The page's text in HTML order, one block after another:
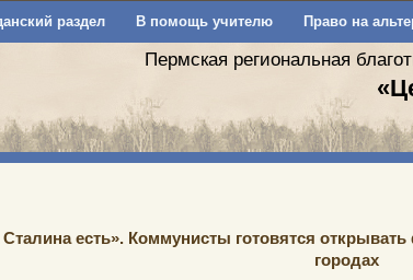
раздел В помощь учителю Право на
Пермская региональная
Сталина есть». Коммунисты готовятся
городах